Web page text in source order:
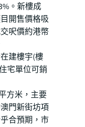
。新樓成
開售價格吸
呎價約港幣
建樓宇(樓
宅單位可銷
方米，主要
門新街坊項
合預期，市